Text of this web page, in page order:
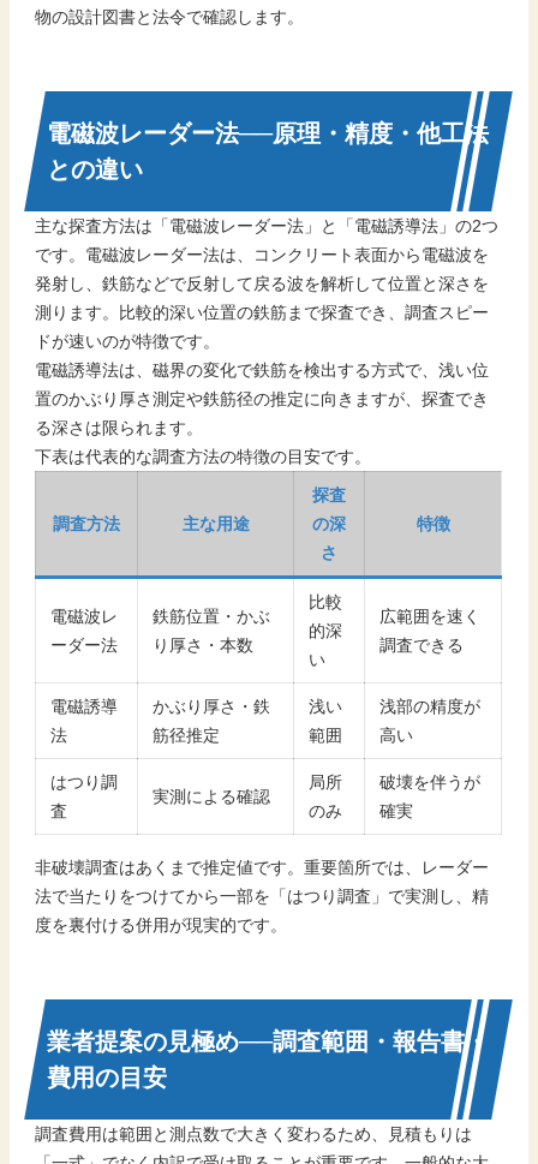
物の設計図書と法令で確認します。
電磁波レーダー法──原理・精度・他工法
との違い
主な探査方法は「電磁波レーダー法」と「電磁誘導法」の2つ
です。電磁波レーダー法は、コンクリート表面から電磁波を
発射し、鉄筋などで反射して戻る波を解析して位置と深さを
測ります。比較的深い位置の鉄筋まで探査でき、調査スピー
ドが速いのが特徴です。
電磁誘導法は、磁界の変化で鉄筋を検出する方式で、浅い位
置のかぶり厚さ測定や鉄筋径の推定に向きますが、探査でき
る深さは限られます。
下表は代表的な調査方法の特徴の目安です。
調査方法 主な用途
探査
の深
さ
特徴
電磁波レ
ーダー法
鉄筋位置・かぶ
り厚さ・本数
比較
的深
い
広範囲を速く
調査できる
電磁誘導
法
かぶり厚さ・鉄
筋径推定
浅い
範囲
浅部の精度が
高い
はつり調
査
実測による確認
局所
のみ
破壊を伴うが
確実
非破壊調査はあくまで推定値です。重要箇所では、レーダー
法で当たりをつけてから一部を「はつり調査」で実測し、精
度を裏付ける併用が現実的です。
業者提案の見極め──調査範囲・報告書・
費用の目安
調査費用は範囲と測点数で大きく変わるため、見積もりは